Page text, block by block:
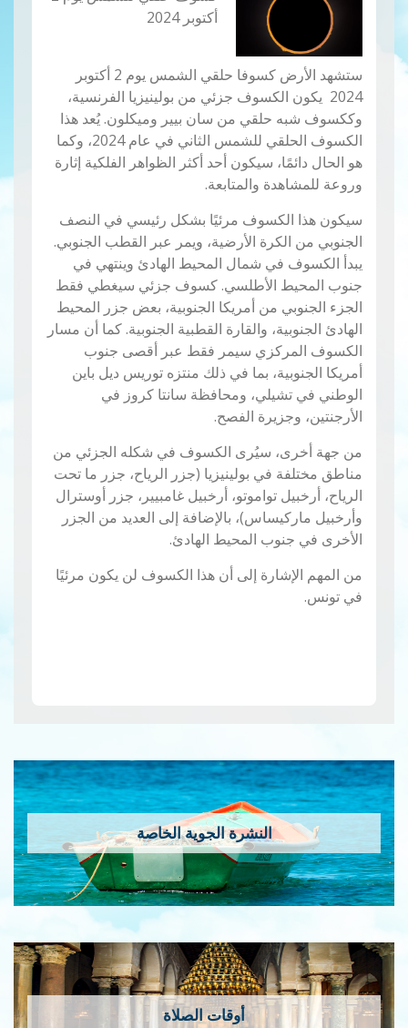
أكتوبر 2024
ستشهد الأرض كسوفا حلقي الشمس يوم 2 أكتوبر
2024 يكون الكسوف جزئي من بولينيزيا الفرنسية،
وككسوف شبه حلقي من سان بيير وميكلون. يُعد هذا
الكسوف الحلقي للشمس الثاني في عام 2024، وكما
هو الحال دائمًا، سيكون أحد أكثر الظواهر الفلكية إثارة
وروعة للمشاهدة والمتابعة.
سيكون هذا الكسوف مرئيًا بشكل رئيسي في النصف
الجنوبي من الكرة الأرضية، ويمر عبر القطب الجنوبي.
يبدأ الكسوف في شمال المحيط الهادئ وينتهي في
جنوب المحيط الأطلسي. كسوف جزئي سيغطي فقط
الجزء الجنوبي من أمريكا الجنوبية، بعض جزر المحيط
الهادئ الجنوبية، والقارة القطبية الجنوبية. كما أن مسار
الكسوف المركزي سيمر فقط عبر أقصى جنوب
أمريكا الجنوبية، بما في ذلك منتزه توريس ديل باين
الوطني في تشيلي، ومحافظة سانتا كروز في
الأرجنتين، وجزيرة الفصح.
من جهة أخرى، سيُرى الكسوف في شكله الجزئي من
مناطق مختلفة في بولينيزيا (جزر الرياح، جزر ما تحت
الرياح، أرخبيل تواموتو، أرخبيل غامبيير، جزر أوسترال
وأرخبيل ماركيساس)، بالإضافة إلى العديد من الجزر
الأخرى في جنوب المحيط الهادئ.
من المهم الإشارة إلى أن هذا الكسوف لن يكون مرئيًا
في تونس.
النشرة الجوية الخاصة
أوقات الصلاة